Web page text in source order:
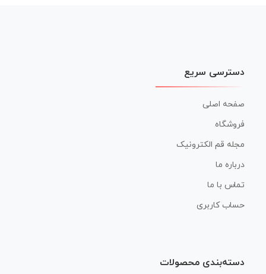
دسترسی سریع
صفحه اصلی
فروشگاه
مجله قم الکترونیک
درباره ما
تماس با ما
حساب کاربری
دسته‌بندی محصولات